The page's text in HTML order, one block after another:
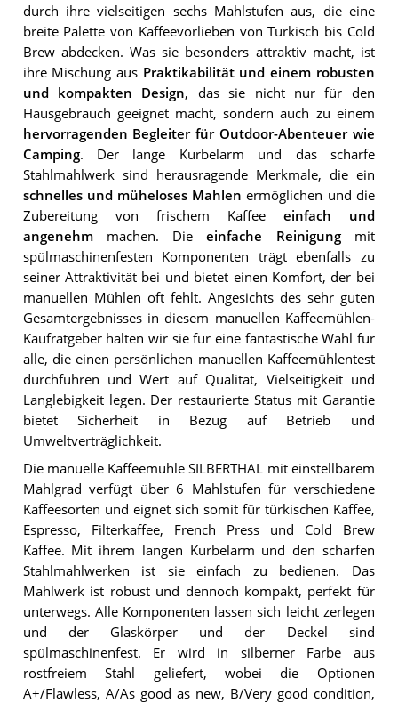
durch ihre vielseitigen sechs Mahlstufen aus, die eine
breite Palette von Kaffeevorlieben von Türkisch bis Cold
Brew abdecken. Was sie besonders attraktiv macht, ist
ihre Mischung aus Praktikabilität und einem robusten
und kompakten Design, das sie nicht nur für den
Hausgebrauch geeignet macht, sondern auch zu einem
hervorragenden Begleiter für Outdoor-Abenteuer wie
Camping. Der lange Kurbelarm und das scharfe
Stahlmahlwerk sind herausragende Merkmale, die ein
schnelles und müheloses Mahlen ermöglichen und die
Zubereitung von frischem Kaffee einfach und
angenehmmachen. Dieeinfache Reinigungmit
spülmaschinenfesten Komponenten trägt ebenfalls zu
seiner Attraktivität bei und bietet einen Komfort, der bei
manuellen Mühlen oft fehlt. Angesichts des sehr guten
Gesamtergebnisses in diesem manuellen Kaffeemühlen-
Kaufratgeber halten wir sie für eine fantastische Wahl für
alle, die einen persönlichen manuellen Kaffeemühlentest
durchführen und Wert auf Qualität, Vielseitigkeit und
Langlebigkeit legen. Der restaurierte Status mit Garantie
bietet Sicherheit in Bezug auf Betrieb und
Umweltverträglichkeit.
Die manuelle Kaffeemühle SILBERTHAL mit einstellbarem
Mahlgrad verfügt über 6 Mahlstufen für verschiedene
Kaffeesorten und eignet sich somit für türkischen Kaffee,
Espresso, Filterkaffee, French Press und Cold Brew
Kaffee. Mit ihrem langen Kurbelarm und den scharfen
Stahlmahlwerken ist sie einfach zu bedienen. Das
Mahlwerk ist robust und dennoch kompakt, perfekt für
unterwegs. Alle Komponenten lassen sich leicht zerlegen
und der Glaskörper und der Deckel sind
spülmaschinenfest. Er wird in silberner Farbe aus
rostfreiem Stahl geliefert, wobei die Optionen
A+/Flawless, A/As good as new, B/Very good condition,